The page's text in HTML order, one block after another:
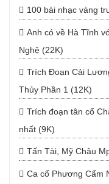
100 bài nhạc vàng
Anh có về Hà Tĩnh
Nghệ (22K)
Trích Đoạn Cải
Thủy Phần 1 (12K)
Trích đoạn tân cổ
nhất (9K)
Tấn Tài, Mỹ Châu
Ca cổ Phương Cẩm